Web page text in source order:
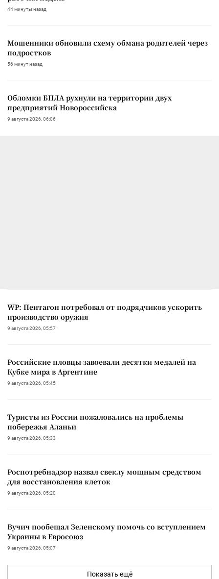
44 минуты назад
Мошенники обновили схему обмана родителей через
подростков
56 минут назад
Обломки БПЛА рухнули на территории двух
предприятий Новороссийска
9 августа 2026, 06:06
WP: Пентагон потребовал от подрядчиков ускорить
производство оружия
9 августа 2026, 05:57
Российские пловцы завоевали десятки медалей на
Кубке мира в Аргентине
9 августа 2026, 05:45
Туристы из России пожаловались на проблемы
побережья Аланьи
9 августа 2026, 05:33
Роспотребнадзор назвал свеклу мощным средством
для восстановления клеток
9 августа 2026, 05:20
Вучич пообещал Зеленскому помочь со вступлением
Украины в Евросоюз
9 августа 2026, 05:07
Показать ещё